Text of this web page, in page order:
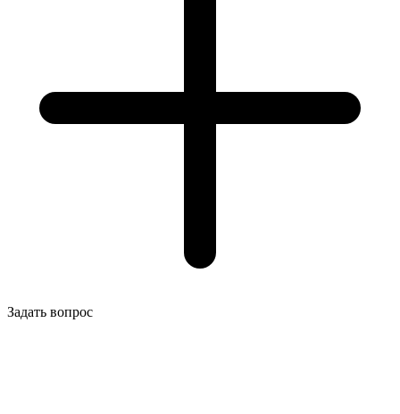
Задать вопрос